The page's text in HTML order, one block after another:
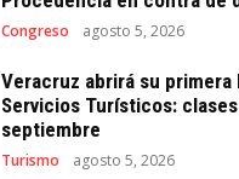
Congreso agosto 5, 2026
Veracruz abrirá su primera
Servicios Turísticos:
septiembre
Turismo agosto 5, 2026